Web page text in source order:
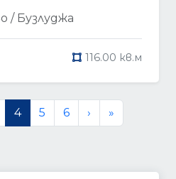
/ Бузлуджа
116.00 кв.м
4 5 6 › »